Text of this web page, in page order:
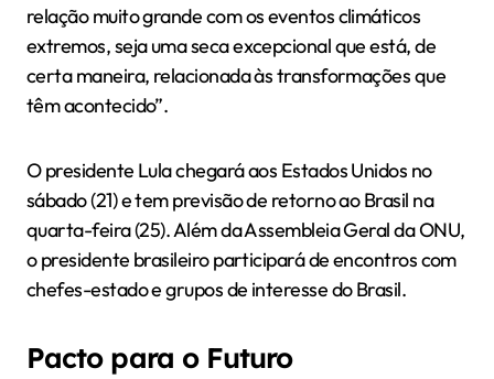
relação muito grande com os eventos climáticos
extremos, seja uma seca excepcional que está, de
certa maneira, relacionada às transformações que
têm acontecido”.
O presidente Lula chegará aos Estados Unidos no
sábado (21) e tem previsão de retorno ao Brasil na
quarta-feira (25). Além da Assembleia Geral da ONU,
o presidente brasileiro participará de encontros com
chefes-estado e grupos de interesse do Brasil.
Pacto para o Futuro